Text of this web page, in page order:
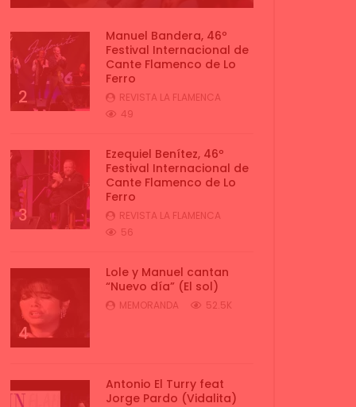
2
Manuel Bandera, 46º
Festival Internacional de
Cante Flamenco de Lo
Ferro
REVISTA LA FLAMENCA
49
3
Ezequiel Benítez, 46º
Festival Internacional de
Cante Flamenco de Lo
Ferro
REVISTA LA FLAMENCA
56
4
Lole y Manuel cantan
“Nuevo día” (El sol)
MEMORANDA 52.5K
Antonio El Turry feat
Jorge Pardo (Vidalita)